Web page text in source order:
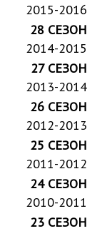
2015-2016
28 СЕЗОН
2014-2015
27 СЕЗОН
2013-2014
26 СЕЗОН
2012-2013
25 СЕЗОН
2011-2012
24 СЕЗОН
2010-2011
23 СЕЗОН